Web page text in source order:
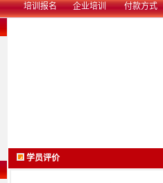
培训报名 企业培训 付款方式
学员评价